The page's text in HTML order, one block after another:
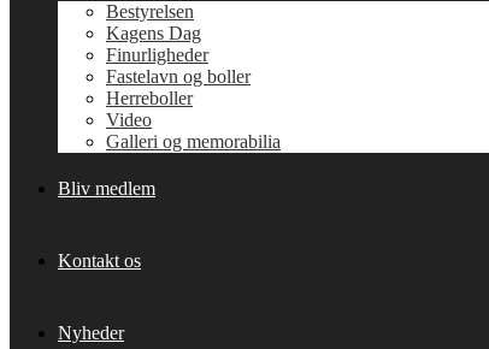
Bestyrelsen
Kagens Dag
Finurligheder
Fastelavn og boller
Herreboller
Video
Galleri og memorabilia
Bliv medlem
Kontakt os
Nyheder